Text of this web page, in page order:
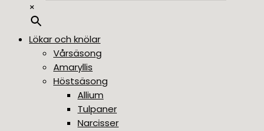
×
Lökar och knölar
Vårsäsong
Amaryllis
Höstsäsong
Allium
Tulpaner
Narcisser